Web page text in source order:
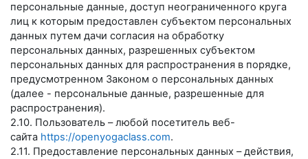
персональные данные, доступ неограниченного круга
лиц к которым предоставлен субъектом персональных
данных путем дачи согласия на обработку
персональных данных, разрешенных субъектом
персональных данных для распространения в порядке,
предусмотренном Законом о персональных данных
(далее - персональные данные, разрешенные для
распространения).
2.10. Пользователь – любой посетитель веб-
сайта https://openyogaclass.com.
2.11. Предоставление персональных данных – действия,